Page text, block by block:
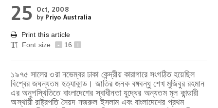
25 Oct, 2008
by Priyo Australia
Print this article
Font size
- 16 +
১৯৭৫ সালের ৩রা নভেম্বর ঢাকা কেন্দ্রীয় কারাগারে সংগঠিত হয়েছিল
বিশ্বের জঘন্যতম হত্যাকান্ড। জাতির জনক বঙ্গবন্ধু শেখ মুজিবুর রহমান
এর অনুপস্থিতিতে বাংলাদেশের স্বাধীনতা যুদ্ধের অন্যতম মূল কান্ডারী
অস্থায়ী রাষ্ট্রপতি সৈয়দ নজরুল ইসলাম এবং বাংলাদেশের প্রথম